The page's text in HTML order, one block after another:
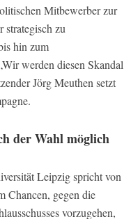
Mitbewerber zur
strategisch zu
hin zum
werden diesen Skandal
Jörg Meuthen setzt
der Wahl möglich
Leipzig spricht von
Chancen, gegen die
vorzugehen,